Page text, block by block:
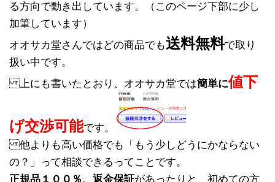
る方向で動き出しています。（このページ下部に少し
加筆しています）
オオサカ堂さんではどの商品でも送料無料で取り
扱い中です。
上にも書いたとおり、オオサカ堂では簡単に値下
げ交渉可能です。
他よりも高い価格でも「もう少しどうにかならない
の？」って相談できるってことです。
正規品１００％、返金保証があったりと、初めての方